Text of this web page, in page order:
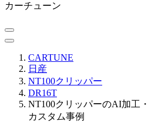
カーチューン
CARTUNE
日産
NT100クリッパー
DR16T
NT100クリッパーのAI加工
カスタム事例